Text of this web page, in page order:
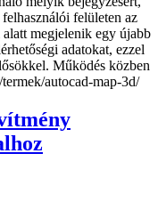
felületen az
megjelenik egy újabb
adatokat, ezzel
Működés közben
autocad-map-3d/